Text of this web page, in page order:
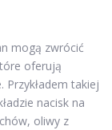
mogą zwrócić
oferują
takiej
nacisk na
oliwy z